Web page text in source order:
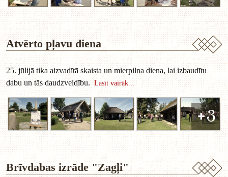
Atvērto pļavu diena
25. jūlijā tika aizvadītā skaista un mierpilna diena, lai izbaudītu
dabu un tās daudzveidību. Lasīt vairāk...
+3
Brīvdabas izrāde "Zagļi"